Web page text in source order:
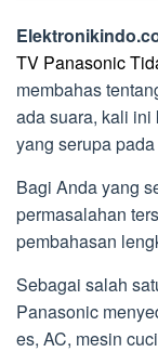
TV Panasonic
membahas
ada suara, kali ini
yang serupa
Bagi Anda yang
permasalahan
pembahasan
Sebagai salah
Panasonic
es, AC, mesin